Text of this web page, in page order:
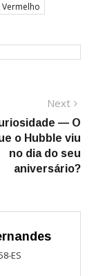
Vermelho
Next
— O
o Hubble viu
no dia do seu
aniversário?
ES